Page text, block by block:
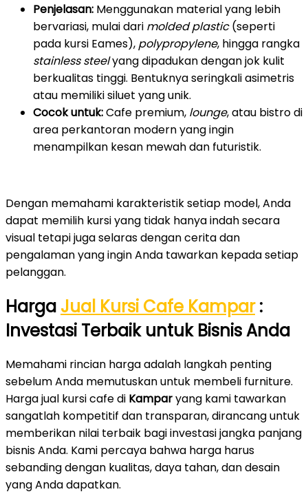
Penjelasan: Menggunakan material yang lebih
bervariasi, mulai dari molded plastic(seperti
pada kursi Eames), polypropylene, hingga rangka
stainless steelyang dipadukan dengan jok kulit
berkualitas tinggi. Bentuknya seringkali asimetris
atau memiliki siluet yang unik.
Cocok untuk:Cafe premium, lounge, atau bistro di
area perkantoran modern yang ingin
menampilkan kesan mewah dan futuristik.
Dengan memahami karakteristik setiap model, Anda
dapat memilih kursi yang tidak hanya indah secara
visual tetapi juga selaras dengan cerita dan
pengalaman yang ingin Anda tawarkan kepada setiap
pelanggan.
Harga Jual Kursi Cafe Kampar:
Investasi Terbaik untuk Bisnis Anda
Memahami rincian harga adalah langkah penting
sebelum Anda memutuskan untuk membeli furniture.
Harga jual kursi cafe di Kamparyang kami tawarkan
sangatlah kompetitif dan transparan, dirancang untuk
memberikan nilai terbaik bagi investasi jangka panjang
bisnis Anda. Kami percaya bahwa harga harus
sebanding dengan kualitas, daya tahan, dan desain
yang Anda dapatkan.